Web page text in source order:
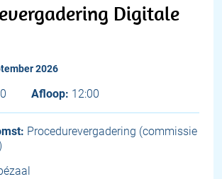
Digitale
2026
Afloop: 12:00
Procedurevergadering (commissie